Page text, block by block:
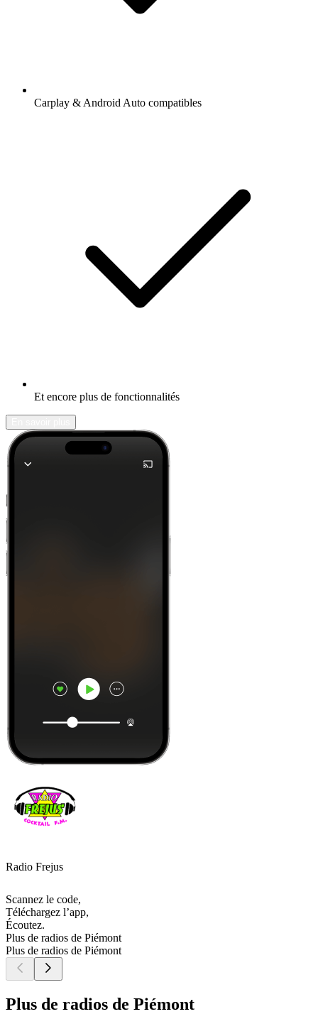
Carplay & Android Auto compatibles
Et encore plus de fonctionnalités
Radio Frejus
Scannez le code,
Téléchargez l’app,
Écoutez.
Plus de radios de Piémont
Plus de radios de Piémont
Plus de radios de Piémont